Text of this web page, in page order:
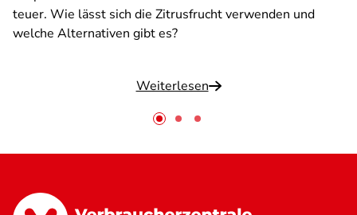
teuer. Wie lässt sich die Zitrusfrucht verwenden und
welche Alternativen gibt es?
Weiterlesen